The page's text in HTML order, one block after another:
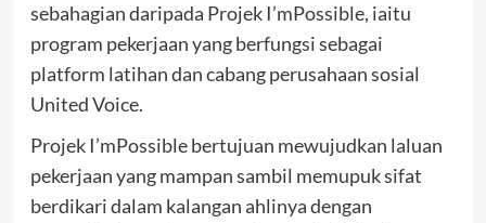
sebahagian daripada Projek I’mPossible, iaitu
program pekerjaan yang berfungsi sebagai
platform latihan dan cabang perusahaan sosial
United Voice.
Projek I’mPossible bertujuan mewujudkan laluan
pekerjaan yang mampan sambil memupuk sifat
berdikari dalam kalangan ahlinya dengan